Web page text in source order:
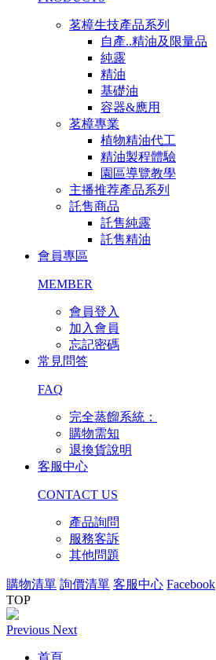
茗樟生技產品系列
自產..精油及限量品
純露
精油
基礎油
容器&應用
茗樟專業
植物精油代工
精油製程體驗
園區導覽教學
主播推荐產品系列
託售商品
託售純露
託售精油
會員專區
MEMBER
會員登入
加入會員
忘記密碼
常見問答
FAQ
完全蒸餾系統：
購物需知
退換貨說明
客服中心
CONTACT US
產品詢問
服務客訴
其他問題
購物清單 詢價清單 客服中心 Facebook
TOP
Previous Next
首頁